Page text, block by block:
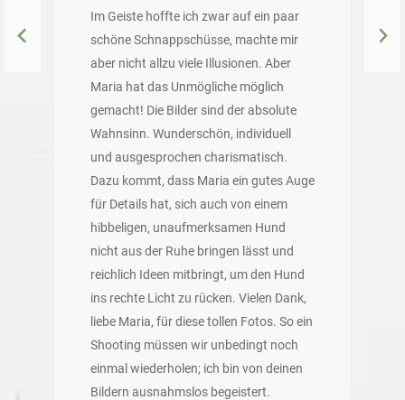
Im Geiste hoffte ich zwar auf ein paar
schöne Schnappschüsse, machte mir
aber nicht allzu viele Illusionen. Aber
Maria hat das Unmögliche möglich
gemacht! Die Bilder sind der absolute
Wahnsinn. Wunderschön, individuell
und ausgesprochen charismatisch.
Dazu kommt, dass Maria ein gutes Auge
für Details hat, sich auch von einem
hibbeligen, unaufmerksamen Hund
nicht aus der Ruhe bringen lässt und
reichlich Ideen mitbringt, um den Hund
ins rechte Licht zu rücken. Vielen Dank,
liebe Maria, für diese tollen Fotos. So ein
Shooting müssen wir unbedingt noch
einmal wiederholen; ich bin von deinen
Bildern ausnahmslos begeistert.